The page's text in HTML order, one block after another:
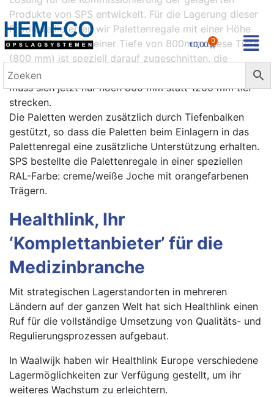
€0,00 0
Produkte von SPS entwickelt. Für die Lagerung dieser
Produkte lieferten wir Palettenregale mit einer Höhe
von 7500mm und einer Tiefe von 800mm. Diese Tiefe
(800 mm) ist speziell darauf zugeschnitten, die
Kommissionierung zu erleichtern. Der Kommissionierer
muss sich jetzt nur noch 800 mm statt 1200 mm tief
strecken.
Die Paletten werden zusätzlich durch Tiefenbalken
gestützt, so dass die Paletten beim Einlagern in das
Palettenregal eine zusätzliche Unterstützung erhalten.
SPS bestellte die Palettenregale in einer speziellen
RAL-Farbe: creme/weiße Joche mit orangefarbenen
Trägern.
Healthlink, Ihr
‘Komplettanbieter’ für die
Medizinbranche
Mit strategischen Lagerstandorten in mehreren
Ländern auf der ganzen Welt hat sich Healthlink einen
Ruf für die vollständige Umsetzung von Qualitäts- und
Regulierungsprozessen aufgebaut.
In Waalwijk haben wir Healthlink Europe verschiedene
Lagermöglichkeiten zur Verfügung gestellt, um ihr
weiteres Wachstum zu erleichtern.